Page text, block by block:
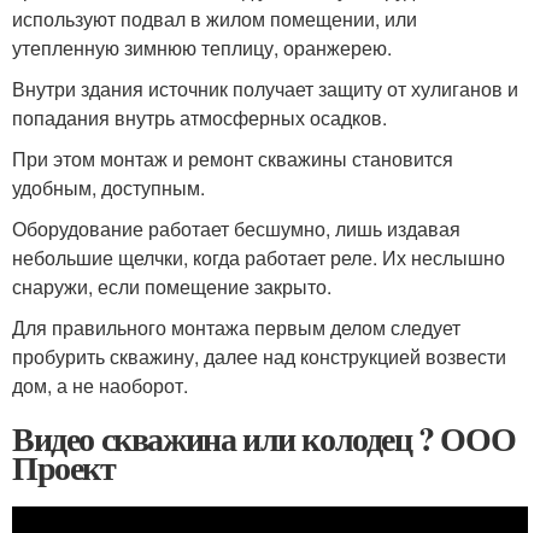
используют подвал в жилом помещении, или
утепленную зимнюю теплицу, оранжерею.
Внутри здания источник получает защиту от хулиганов и
попадания внутрь атмосферных осадков.
При этом монтаж и ремонт скважины становится
удобным, доступным.
Оборудование работает бесшумно, лишь издавая
небольшие щелчки, когда работает реле. Их неслышно
снаружи, если помещение закрыто.
Для правильного монтажа первым делом следует
пробурить скважину, далее над конструкцией возвести
дом, а не наоборот.
Видео скважина или колодец ? ООО
Проект